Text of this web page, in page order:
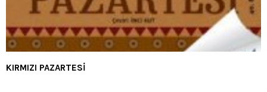
KIRMIZI PAZARTESİ